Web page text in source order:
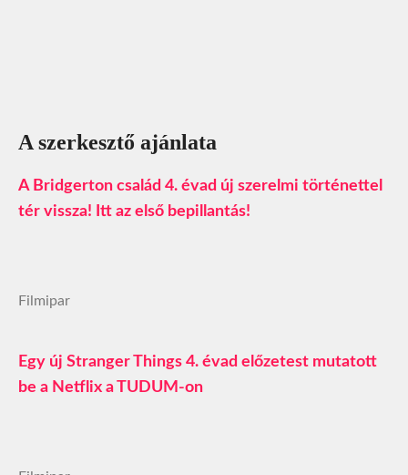
A szerkesztő ajánlata
A Bridgerton család 4. évad új szerelmi történettel
tér vissza! Itt az első bepillantás!
Filmipar
Egy új Stranger Things 4. évad előzetest mutatott
be a Netflix a TUDUM-on